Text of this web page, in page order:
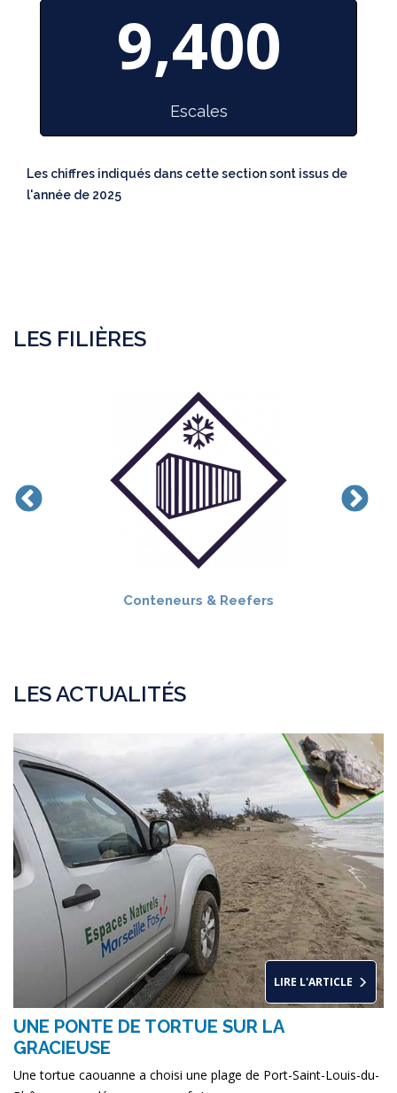
9,400
Escales
Les chiffres indiqués dans cette section sont issus de
l'année de 2025
LES FILIÈRES
Conteneurs & Reefers
LES ACTUALITÉS
LIRE L'ARTICLE
UNE PONTE DE TORTUE SUR LA
GRACIEUSE
Une tortue caouanne a choisi une plage de Port-Saint-Louis-du-